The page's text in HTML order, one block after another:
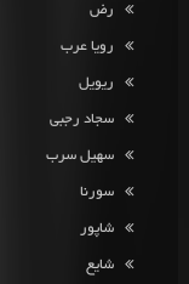
رض
رویا عرب
ریویل
سجاد رجبی
سهیل سرب
سورنا
شاپور
شایع